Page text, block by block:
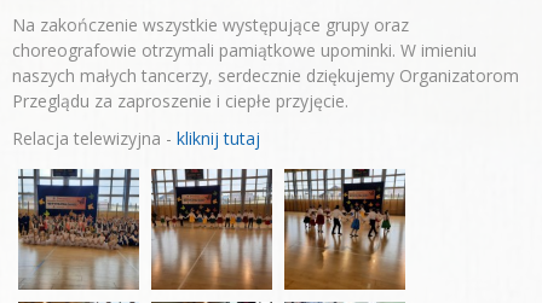
Na zakończenie wszystkie występujące grupy oraz
choreografowie otrzymali pamiątkowe upominki. W imieniu
naszych małych tancerzy, serdecznie dziękujemy Organizatorom
Przeglądu za zaproszenie i ciepłe przyjęcie.
Relacja telewizyjna - kliknij tutaj